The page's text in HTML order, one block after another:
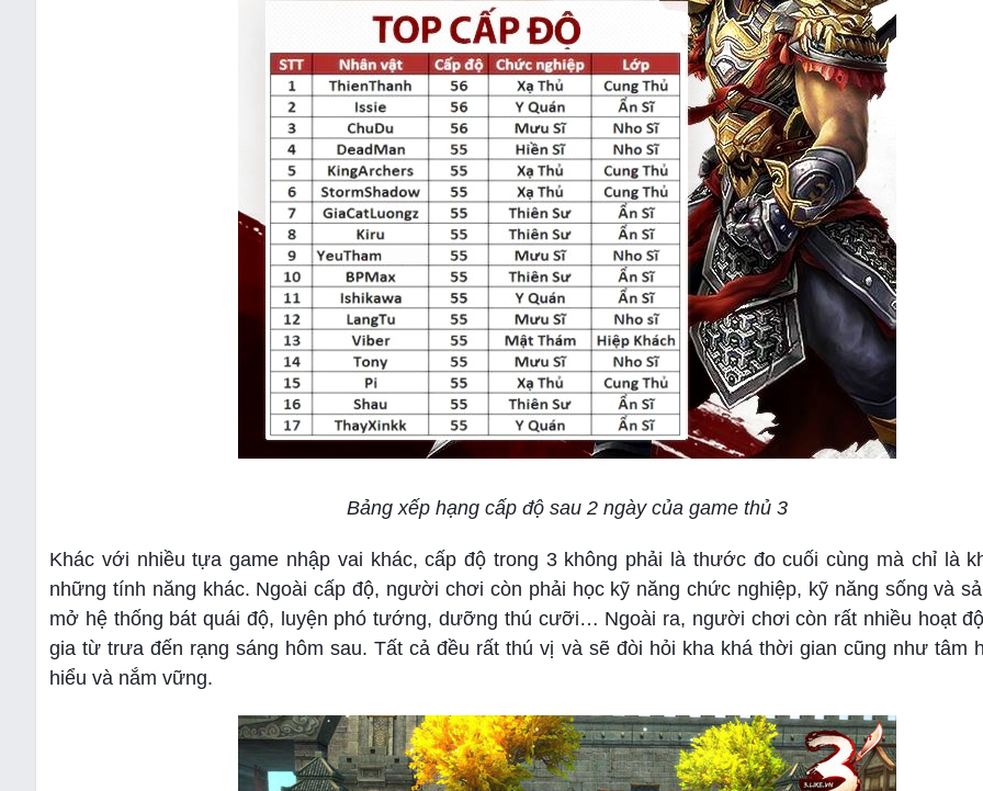
Bảng xếp hạng cấp độ sau 2 ngày của game thủ 3
Khác với nhiều tựa game nhập vai khác, cấp độ trong 3 không phải là thước đo cuối cùng mà chỉ là
những tính năng khác. Ngoài cấp độ, người chơi còn phải học kỹ năng chức nghiệp, kỹ năng sống và
mở hệ thống bát quái độ, luyện phó tướng, dưỡng thú cưỡi… Ngoài ra, người chơi còn rất nhiều hoạt
gia từ trưa đến rạng sáng hôm sau. Tất cả đều rất thú vị và sẽ đòi hỏi kha khá thời gian cũng như tâm
hiểu và nắm vững.